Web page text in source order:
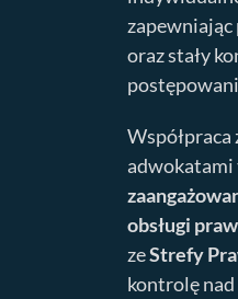
zapewniając
oraz stały
adwokatami
obsługi
zeStrefy
kontrolę